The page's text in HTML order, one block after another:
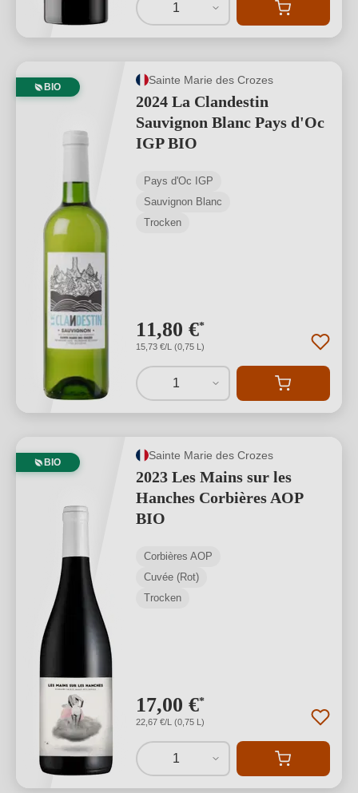
1
BIO
Sainte Marie des Crozes
2024 La Clandestin
Sauvignon Blanc Pays d'Oc
IGP BIO
Pays d'Oc IGP
Sauvignon Blanc
Trocken
11,80 €*
15,73 €/L (0,75 L)
1
BIO
Sainte Marie des Crozes
2023 Les Mains sur les
Hanches Corbières AOP
BIO
Corbières AOP
Cuvée (Rot)
Trocken
17,00 €*
22,67 €/L (0,75 L)
1